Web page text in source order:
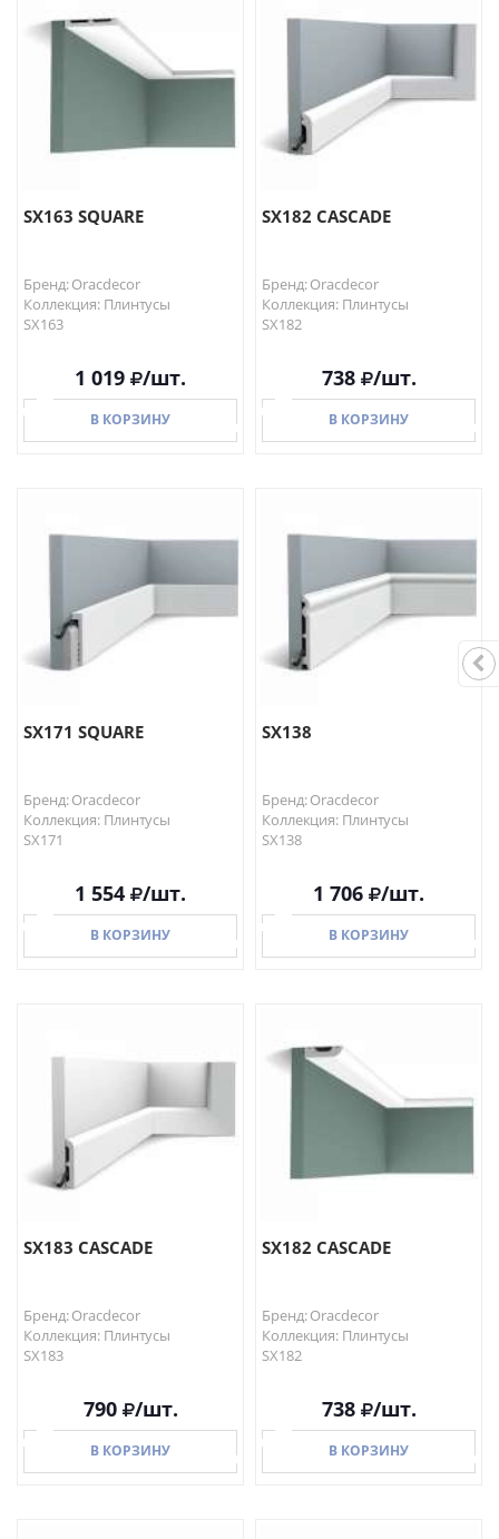
В КОРЗИНУ В КОРЗИНУ
SX163 SQUARE
Бренд: Oracdecor
Коллекция: Плинтусы
SX163
1 019 /шт.
В КОРЗИНУ
В КОРЗИНУ
SX182 CASCADE
Бренд: Oracdecor
Коллекция: Плинтусы
SX182
738 /шт.
В КОРЗИНУ
В КОРЗИНУ
SX171 SQUARE
Бренд: Oracdecor
Коллекция: Плинтусы
SX171
1 554 /шт.
В КОРЗИНУ
SX138
Бренд: Oracdecor
Коллекция: Плинтусы
SX138
1 706 /шт.
В КОРЗИНУ
В КОРЗИНУ
SX183 CASCADE
Бренд: Oracdecor
Коллекция: Плинтусы
SX183
790 /шт.
В КОРЗИНУ
SX182 CASCADE
Бренд: Oracdecor
Коллекция: Плинтусы
SX182
738 /шт.
В КОРЗИНУ